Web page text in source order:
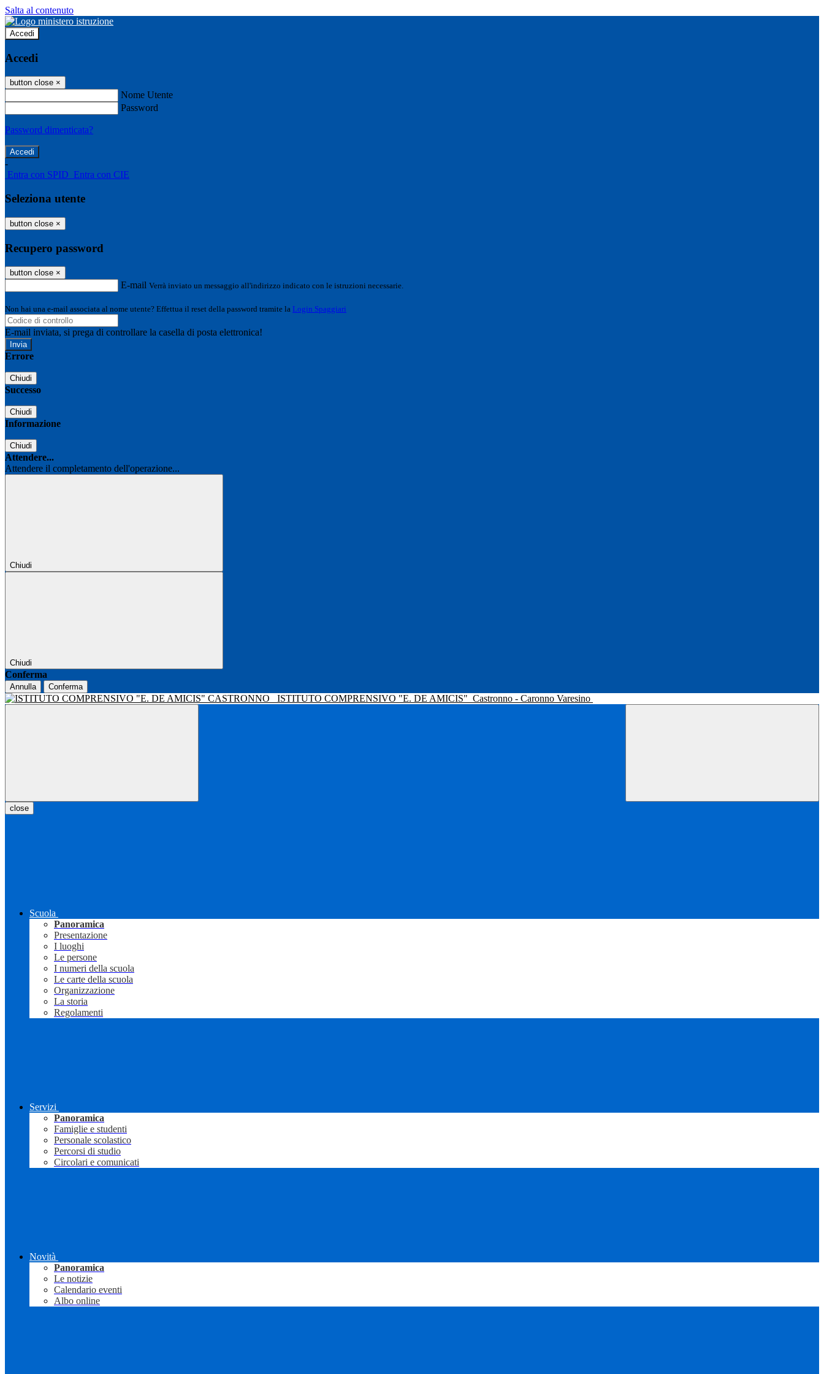
Salta al contenuto
Accedi
Accedi
button close ×
Nome Utente
Password
Password dimenticata?
-
Entra con SPID Entra con CIE
Seleziona utente
button close ×
Recupero password
button close ×
E-mail Verrà inviato un messaggio all'indirizzo indicato con le istruzioni necessarie.
Non hai una e-mail associata al nome utente? Effettua il reset della password tramite la Login Spaggiari
E-mail inviata, si prega di controllare la casella di posta elettronica!
Errore
Chiudi
Successo
Chiudi
Informazione
Chiudi
Attendere...
Attendere il completamento dell'operazione...
Chiudi
Chiudi
Conferma
Annulla Conferma
ISTITUTO COMPRENSIVO "E. DE AMICIS" Castronno - Caronno Varesino
close
Scuola
Panoramica
Presentazione
I luoghi
Le persone
I numeri della scuola
Le carte della scuola
Organizzazione
La storia
Regolamenti
Servizi
Panoramica
Famiglie e studenti
Personale scolastico
Percorsi di studio
Circolari e comunicati
Novità
Panoramica
Le notizie
Calendario eventi
Albo online